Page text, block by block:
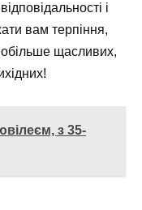
і
вам терпіння,
щасливих,
з 35-